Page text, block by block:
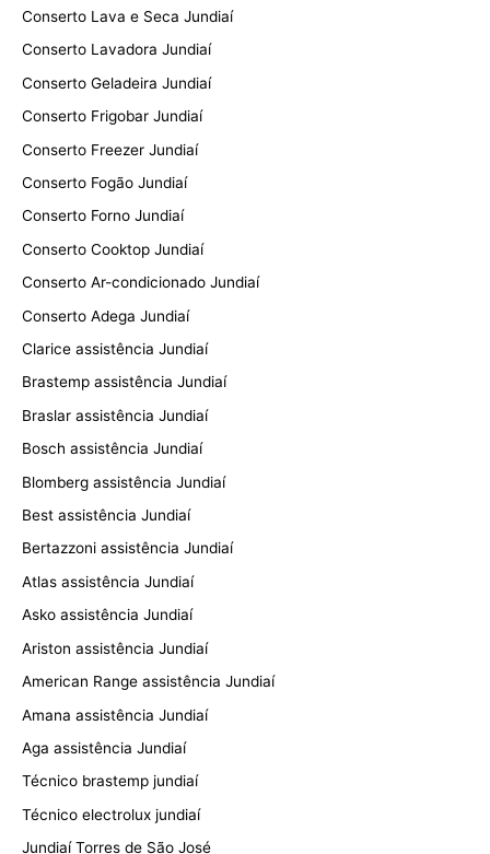
Conserto Lava e Seca Jundiaí
Conserto Lavadora Jundiaí
Conserto Geladeira Jundiaí
Conserto Frigobar Jundiaí
Conserto Freezer Jundiaí
Conserto Fogão Jundiaí
Conserto Forno Jundiaí
Conserto Cooktop Jundiaí
Conserto Ar-condicionado Jundiaí
Conserto Adega Jundiaí
Clarice assistência Jundiaí
Brastemp assistência Jundiaí
Braslar assistência Jundiaí
Bosch assistência Jundiaí
Blomberg assistência Jundiaí
Best assistência Jundiaí
Bertazzoni assistência Jundiaí
Atlas assistência Jundiaí
Asko assistência Jundiaí
Ariston assistência Jundiaí
American Range assistência Jundiaí
Amana assistência Jundiaí
Aga assistência Jundiaí
Técnico brastemp jundiaí
Técnico electrolux jundiaí
Jundiaí Torres de São José